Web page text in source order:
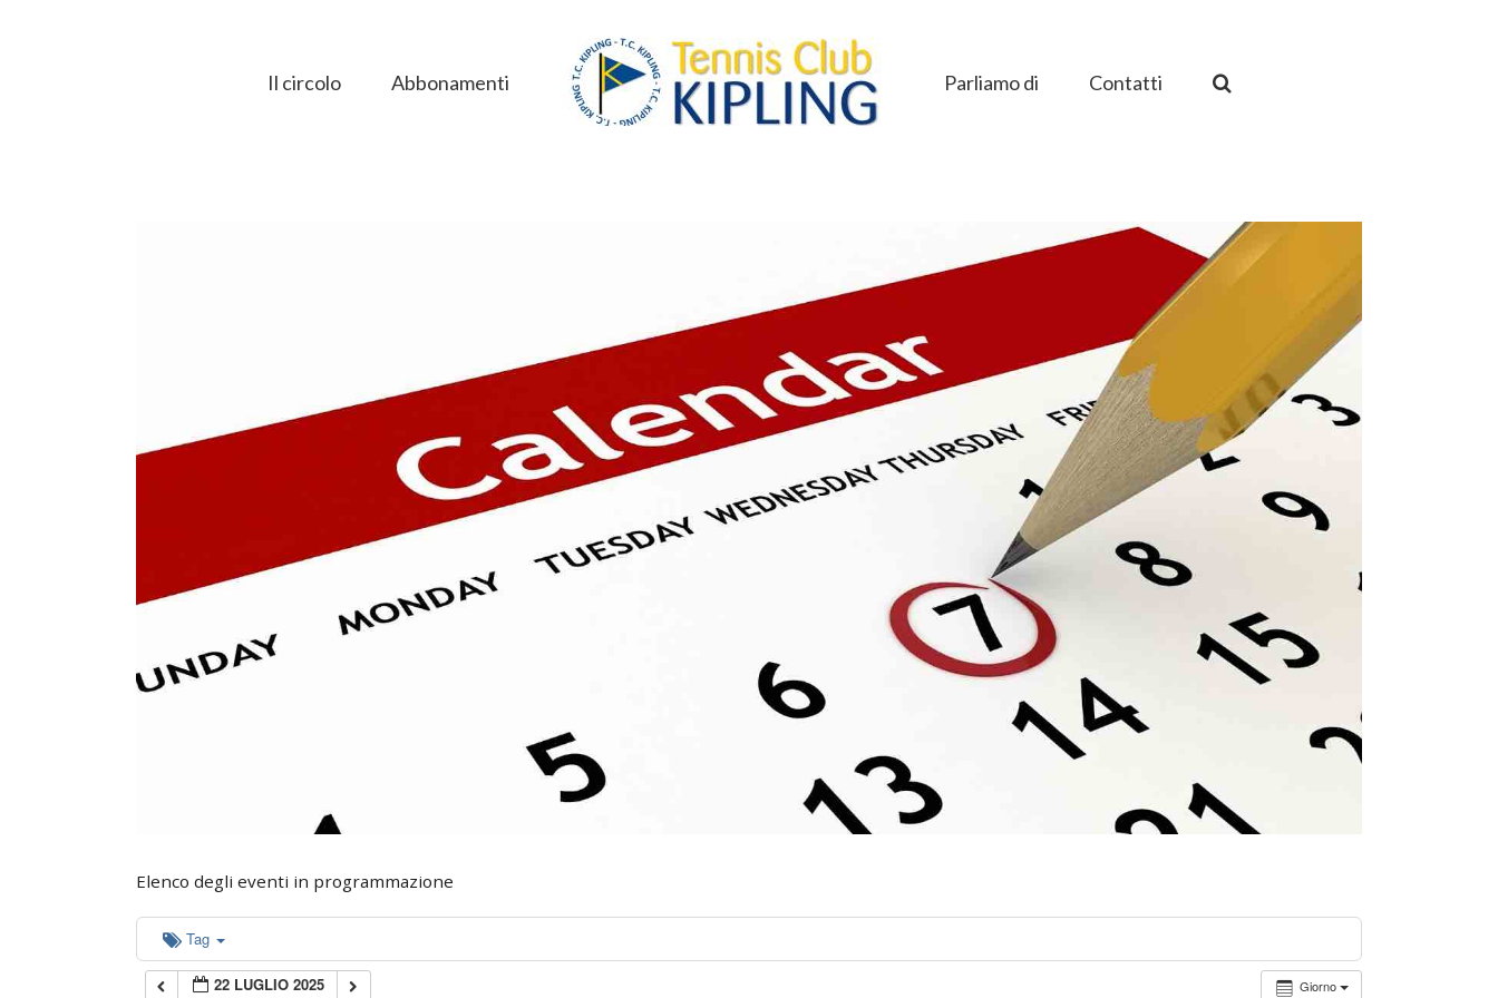
Il circolo Abbonamenti Parliamo di Contatti
Elenco degli eventi in programmazione
Tag
Giorno
22 LUGLIO 2025
1:00
2:00
6:00